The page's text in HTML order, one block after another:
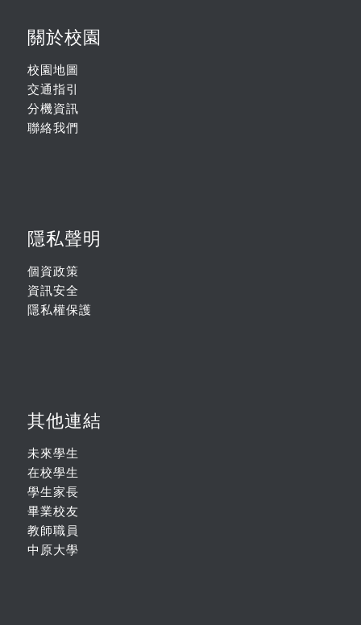
關於校園
校園地圖
交通指引
分機資訊
聯絡我們
隱私聲明
個資政策
資訊安全
隱私權保護
其他連結
未來學生
在校學生
學生家長
畢業校友
教師職員
中原大學